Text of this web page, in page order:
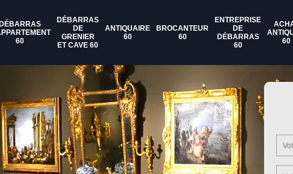
60
DÉBARRAS
DE
GRENIER
ET CAVE 60
ANTIQUAIRE
60
BROCANTEUR
60
ENTREPRISE
DE
DÉBARRAS
60
60